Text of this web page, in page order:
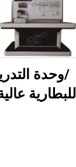
/وحدة
للبطارية